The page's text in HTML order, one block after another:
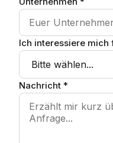
Ich interessiere mich
Nachricht *